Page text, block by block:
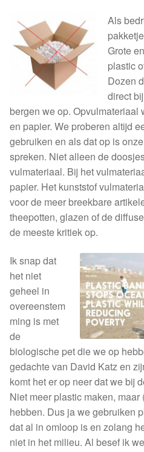
Buchu.ch
Als
Grote
plastic
Dozen
direct
bergen we op.
en papier. We proberen altijd
gebruiken en als dat op is
spreken. Niet alleen de
vulmateriaal. Bij het
papier. Het kunststof
voor de meer breekbare
theepotten, glazen of de
de meeste kritiek op.
Ik snap dat
het niet
geheel in
overeenstem
ming is met
de
biologische pet die we op
gedachte van David Katz en
komt het er op neer dat we bij
Niet meer plastic maken,
hebben. Dus ja we gebruiken
dat al in omloop is en zolang
niet in het milieu. Al besef ik